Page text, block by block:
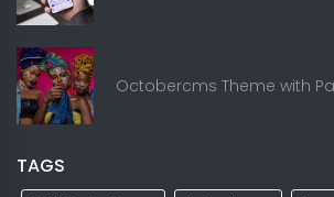
Octobercms Theme with
TAGS